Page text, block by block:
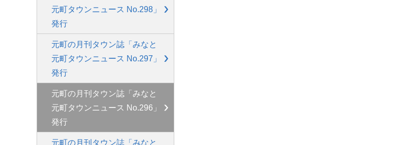
元町タウンニュース No.298」
発行
元町の月刊タウン誌「みなと
元町タウンニュース No.297」
発行
元町の月刊タウン誌「みなと
元町タウンニュース No.296」
発行
元町の月刊タウン誌「みなと